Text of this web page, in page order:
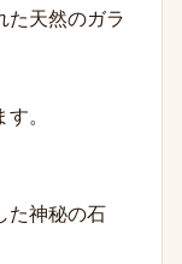
た天然のガラ
。
た神秘の石